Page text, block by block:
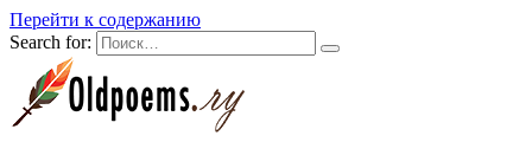
Перейти к содержанию
Search for: